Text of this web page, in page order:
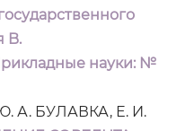
B.
науки: №
А. БУЛАВКА, Е. И.